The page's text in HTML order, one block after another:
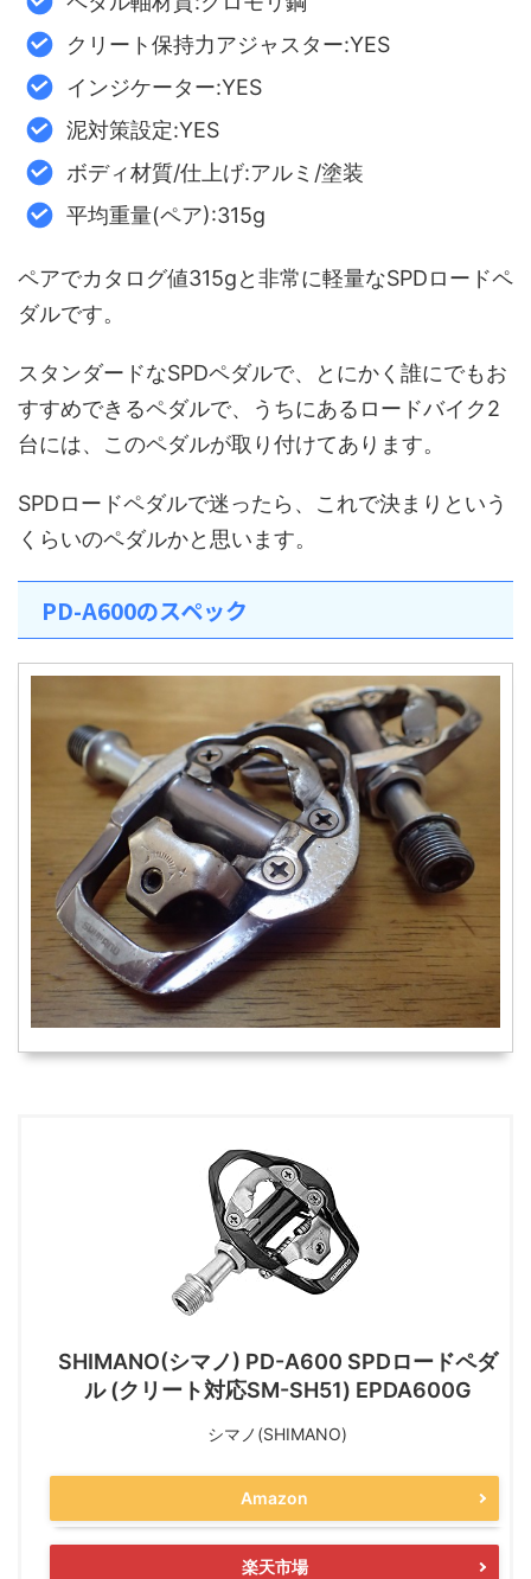
クリート保持力アジャスター:YES
インジケーター:YES
泥対策設定:YES
ボディ材質/仕上げ:アルミ/塗装
平均重量(ペア):315g
ペアでカタログ値315gと非常に軽量なSPDロードペ
ダルです。
スタンダードなSPDペダルで、とにかく誰にでもお
すすめできるペダルで、うちにあるロードバイク2
台には、このペダルが取り付けてあります。
SPDロードペダルで迷ったら、これで決まりという
くらいのペダルかと思います。
PD-A600のスペック
SHIMANO(シマノ) PD-A600 SPDロードペダ
ル (クリート対応SM-SH51) EPDA600G
シマノ(SHIMANO)
Amazon
楽天市場